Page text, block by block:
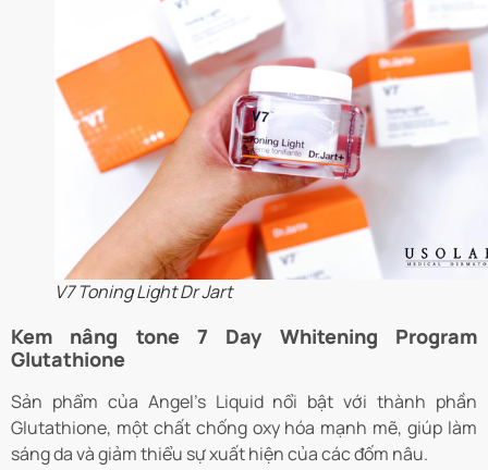
V7 Toning Light Dr Jart
Kem nâng tone 7 Day Whitening Program
Glutathione
Sản phẩm của Angel’s Liquid nổi bật với thành phần
Glutathione, một chất chống oxy hóa mạnh mẽ, giúp làm
sáng da và giảm thiểu sự xuất hiện của các đốm nâu.